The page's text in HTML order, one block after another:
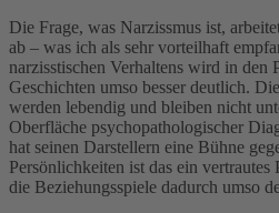
Die Frage, was Narzissmus ist,
ab – was ich als sehr vorteilhaft
narzisstischen Verhaltens wird in den
Geschichten umso besser deutlich.
werden lebendig und bleiben nicht
Oberfläche psychopathologischer
hat seinen Darstellern eine Bühne
Persönlichkeiten ist das ein vertrautes
die Beziehungsspiele dadurch umso